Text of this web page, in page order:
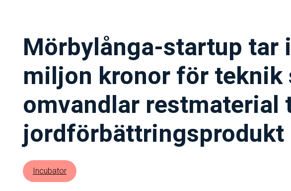
Mörbylånga-startup tar
miljon kronor för teknik
omvandlar restmaterial
jordförbättringsprodukt
Incubator